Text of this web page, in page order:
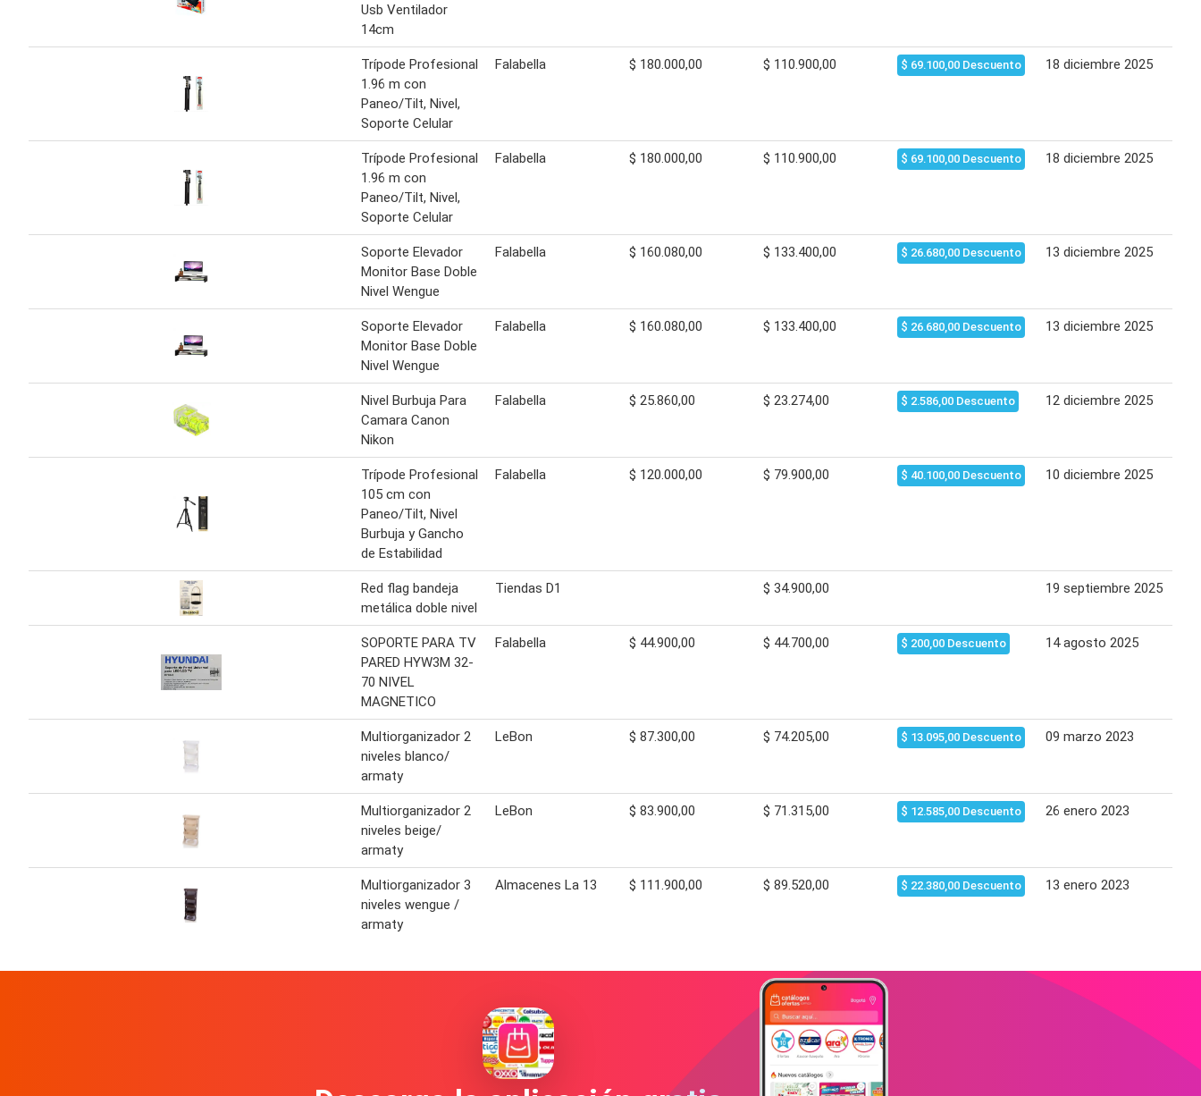
Usb Ventilador
14cm
Trípode Profesional
1.96 m con
Paneo/Tilt, Nivel,
Soporte Celular
Falabella $ 180.000,00 $ 110.900,00 $ 69.100,00 Descuento 18 diciembre 2025
Trípode Profesional
1.96 m con
Paneo/Tilt, Nivel,
Soporte Celular
Falabella $ 180.000,00 $ 110.900,00 $ 69.100,00 Descuento 18 diciembre 2025
Soporte Elevador
Monitor Base Doble
Nivel Wengue
Falabella $ 160.080,00 $ 133.400,00 $ 26.680,00 Descuento 13 diciembre 2025
Soporte Elevador
Monitor Base Doble
Nivel Wengue
Falabella $ 160.080,00 $ 133.400,00 $ 26.680,00 Descuento 13 diciembre 2025
Nivel Burbuja Para
Camara Canon
Nikon
Falabella $ 25.860,00 $ 23.274,00 $ 2.586,00 Descuento 12 diciembre 2025
Trípode Profesional
105 cm con
Paneo/Tilt, Nivel
Burbuja y Gancho
de Estabilidad
Falabella $ 120.000,00 $ 79.900,00 $ 40.100,00 Descuento 10 diciembre 2025
Red flag bandeja
metálica doble nivel
Tiendas D1 $ 34.900,00 19 septiembre 2025
SOPORTE PARA TV
PARED HYW3M 32-
70 NIVEL
MAGNETICO
Falabella $ 44.900,00 $ 44.700,00 $ 200,00 Descuento 14 agosto 2025
Multiorganizador 2
niveles blanco/
armaty
LeBon $ 87.300,00 $ 74.205,00 $ 13.095,00 Descuento 09 marzo 2023
Multiorganizador 2
niveles beige/
armaty
LeBon $ 83.900,00 $ 71.315,00 $ 12.585,00 Descuento 26 enero 2023
Multiorganizador 3
niveles wengue /
armaty
Almacenes La 13 $ 111.900,00 $ 89.520,00 $ 22.380,00 Descuento 13 enero 2023